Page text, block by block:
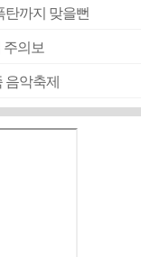
탄까지 맞을뻔
의보
음악축제